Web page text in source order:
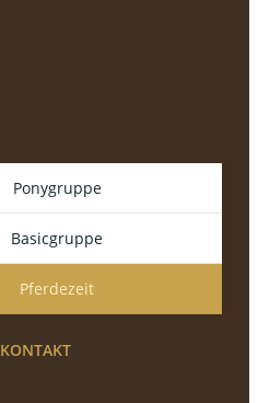
Ponygruppe
Basicgruppe
Pferdezeit
KONTAKT